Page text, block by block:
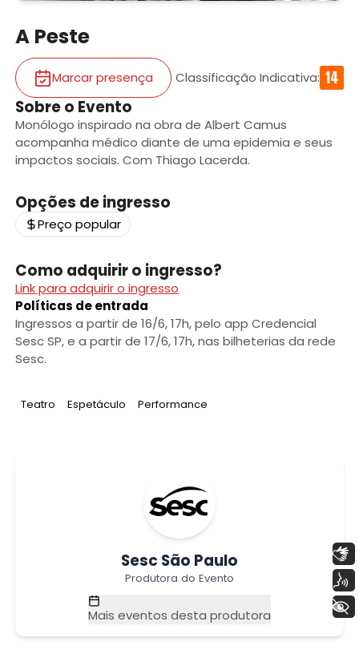
A Peste
Marcar presença Classificação Indicativa:
Sobre o Evento
Monólogo inspirado na obra de Albert Camus
acompanha médico diante de uma epidemia e seus
impactos sociais. Com Thiago Lacerda.
Opções de ingresso
Preço popular
Como adquirir o ingresso?
Link para adquirir o ingresso
Políticas de entrada
Ingressos a partir de 16/6, 17h, pelo app Credencial
Sesc SP, e a partir de 17/6, 17h, nas bilheterias da rede
Sesc.
Tag:
Teatro Tag:
Espetáculo Tag:
Performance
Sesc São Paulo
Produtora do Evento
Mais eventos desta produtora